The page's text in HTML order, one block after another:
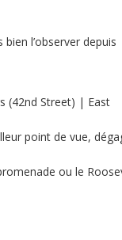
l’observer depuis
(42nd Street) | East
point de vue,
ou le